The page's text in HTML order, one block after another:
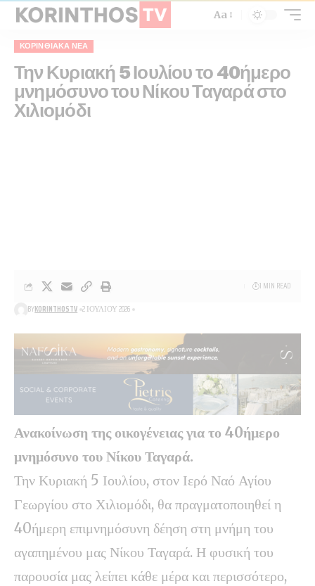
Aa
ΚΟΡΙΝΘΙΑΚΆ ΝΈΑ
Την Κυριακή 5 Ιουλίου το 40ήμερο
μνημόσυνο του Νίκου Ταγαρά στο
Χιλιομόδι
BYKORINTHOSTV 2 ΙΟΥΛΊΟΥ 2026
1 MIN READ
Ανακοίνωση της οικογένειας για το 40ήμερο
μνημόσυνο του Νίκου Ταγαρά.
Την Κυριακή 5 Ιουλίου, στον Ιερό Ναό Αγίου
Γεωργίου στο Χιλιομόδι, θα πραγματοποιηθεί η
40ήμερη επιμνημόσυνη δέηση στη μνήμη του
αγαπημένου μας Νίκου Ταγαρά. Η φυσική του
παρουσία μας λείπει κάθε μέρα και περισσότερο,